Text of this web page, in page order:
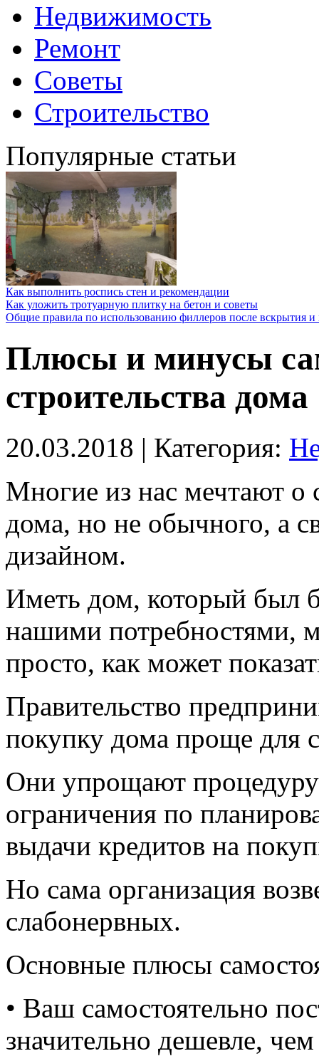
Недвижимость
Ремонт
Советы
Строительство
Популярные статьи
Как выполнить роспись стен и рекомендации
Как уложить тротуарную плитку на бетон и советы
Общие правила по использованию филлеров после вскрытия и
Плюсы и минусы
строительства дома
20.03.2018 | Категория:
Многие из нас мечтают о
дома, но не обычного, а
дизайном.
Иметь дом, который был
нашими потребностями,
просто, как может
Правительство
покупку дома проще для
Они упрощают
ограничения по
выдачи кредитов на
Но сама организация
слабонервных.
Основные плюсы
• Ваш самостоятельно
значительно дешевле,